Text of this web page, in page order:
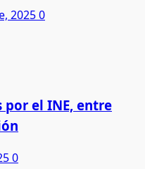
20250
por el INE, entre
0